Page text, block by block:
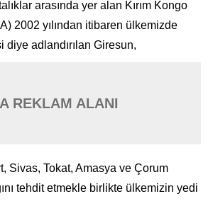
arasında yer alan Kırım Kongo
2002 yılından itibaren ülkemizde
adlandırılan Giresun,
REKLAM ALANI
Sivas, Tokat, Amasya ve Çorum
tehdit etmekle birlikte ülkemizin yedi